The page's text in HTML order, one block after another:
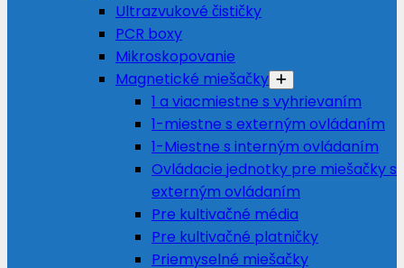
Ultrazvukové čističky
PCR boxy
Mikroskopovanie
Magnetické miešačky
1 a viacmiestne s vyhrievaním
1-miestne s externým ovládaním
1-Miestne s interným ovládaním
Ovládacie jednotky pre miešačky s
externým ovládaním
Pre kultivačné média
Pre kultivačné platničky
Priemyselné miešačky